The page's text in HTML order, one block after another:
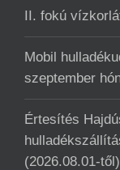
II. fokú
Mobil
szeptember
Értesítés
(2026.08.01-től)